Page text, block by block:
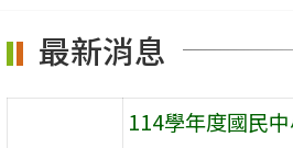
區
最新消息
114學年度國民